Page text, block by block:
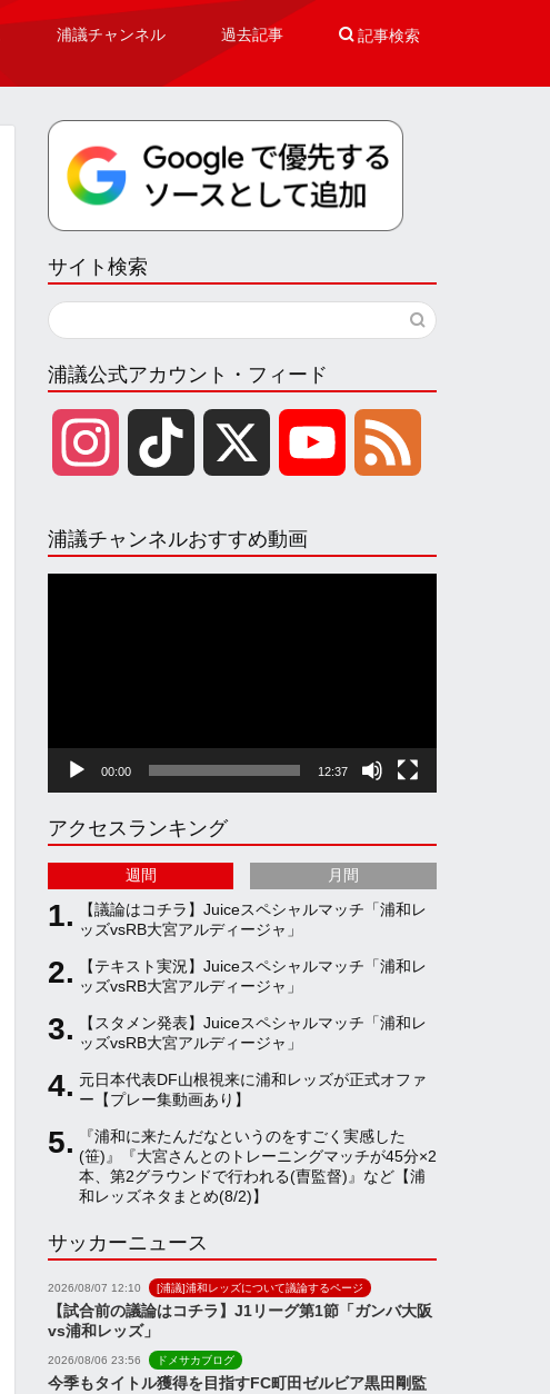
浦議チャンネル 過去記事  記事検索
サイト検索
浦議公式アカウント・フィード
s
g
r
a
m
k
k
u
b
e
C
h
n
l
e
浦議チャンネルおすすめ動画
00:00 12:37
アクセスランキング
週間 月間
【議論はコチラ】Juiceスペシャルマッチ「浦和レ
ッズvsRB大宮アルディージャ」
【テキスト実況】Juiceスペシャルマッチ「浦和レ
ッズvsRB大宮アルディージャ」
【スタメン発表】Juiceスペシャルマッチ「浦和レ
ッズvsRB大宮アルディージャ」
元日本代表DF山根視来に浦和レッズが正式オファ
ー【プレー集動画あり】
『浦和に来たんだなというのをすごく実感した
(笹)』『大宮さんとのトレーニングマッチが45分×2
本、第2グラウンドで行われる(曺監督)』など【浦
和レッズネタまとめ(8/2)】
サッカーニュース
2026/08/07 12:10 [浦議]浦和レッズについて議論するページ
【試合前の議論はコチラ】J1リーグ第1節「ガンバ大阪
vs浦和レッズ」
2026/08/06 23:56 ドメサカブログ
今季もタイトル獲得を目指すFC町田ゼルビア黒田剛監